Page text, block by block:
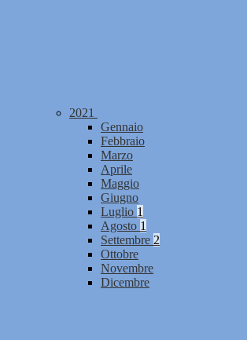
2021
Gennaio
Febbraio
Marzo
Aprile
Maggio
Giugno
Luglio 1
Agosto 1
Settembre 2
Ottobre
Novembre
Dicembre